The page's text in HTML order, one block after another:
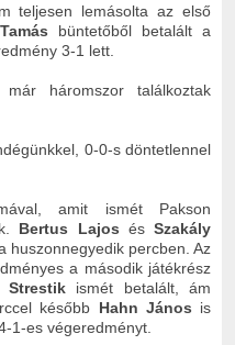
teljesen lemásolta az első
büntetőből betalált a
3-1 lett.
háromszor találkoztak
0-0-s döntetlennel
amit ismét Pakson
Bertus Lajos és Szakály
huszonnegyedik percben. Az
a második játékrész
Strestikismét betalált, ám
később Hahn János is
1-es végeredményt.